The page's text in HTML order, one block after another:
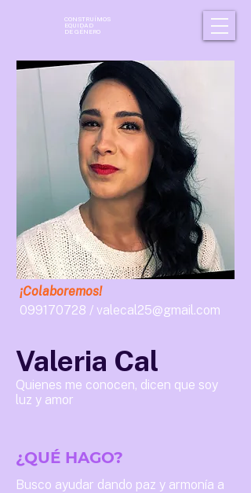
CONSTRUÍMOS
EQUIDAD
DE GÉNERO
¡Colaboremos!
099170728 / valecal25@gmail.com
Valeria Cal
Quienes me conocen, dicen que soy
luz y amor
¿QUÉ HAGO?
Busco ayudar dando paz y armonía a